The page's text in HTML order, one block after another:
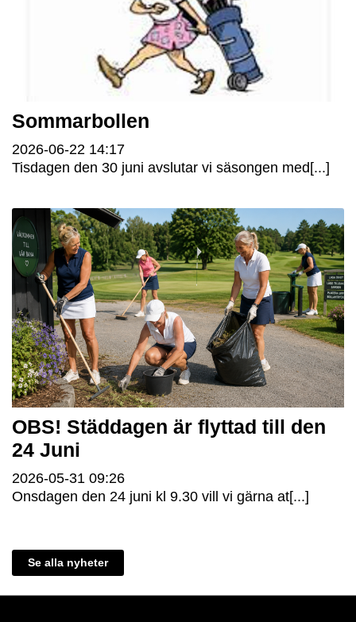
Sommarbollen
2026-06-22 14:17
Tisdagen den 30 juni avslutar vi säsongen med[...]
OBS! Städdagen är flyttad till den
24 Juni
2026-05-31 09:26
Onsdagen den 24 juni kl 9.30 vill vi gärna at[...]
Se alla nyheter